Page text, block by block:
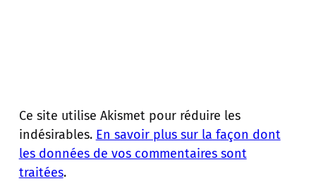
Ce site utilise Akismet pour réduire les
indésirables. En savoir plus sur la façon dont
les données de vos commentaires sont
traitées.